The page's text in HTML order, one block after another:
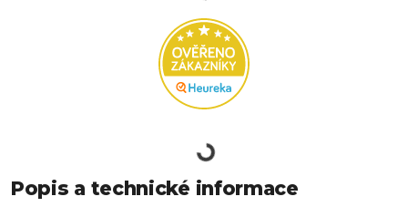
Popis a technické informace